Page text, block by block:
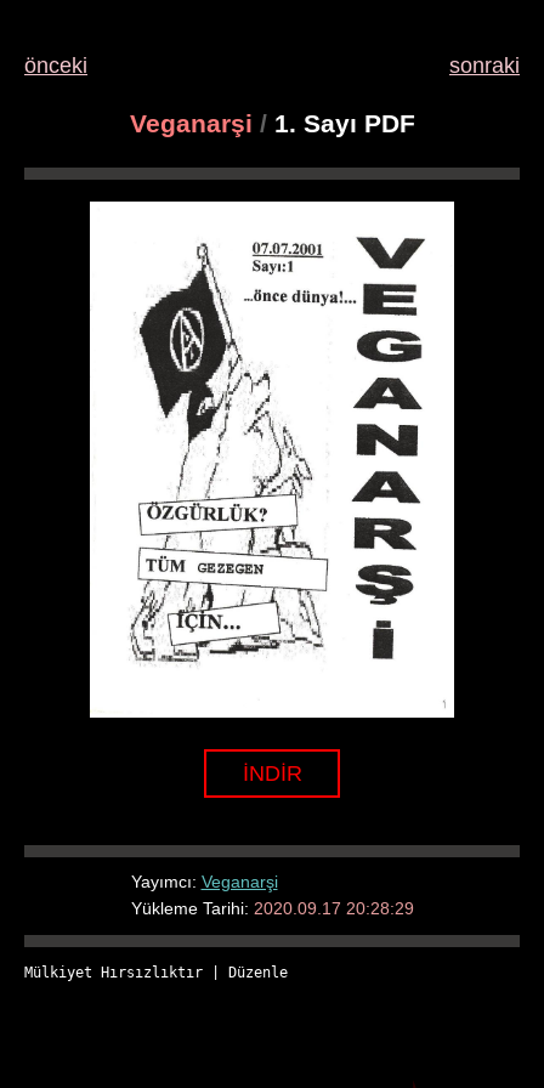
önceki sonraki
Veganarşi /1. Sayı PDF
İNDİR
Yayımcı: Veganarşi
Yükleme Tarihi: 2020.09.17 20:28:29
Mülkiyet Hırsızlıktır Düzenle